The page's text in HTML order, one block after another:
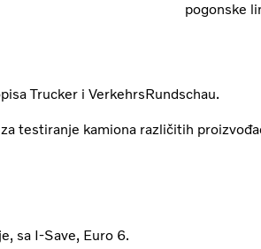
pogonske
Trucker i VerkehrsRundschau.
testiranje kamiona različitih
sa I-Save, Euro 6.